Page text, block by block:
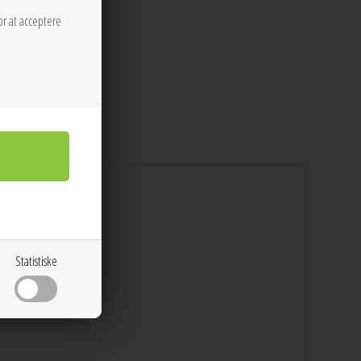
at acceptere
Statistiske